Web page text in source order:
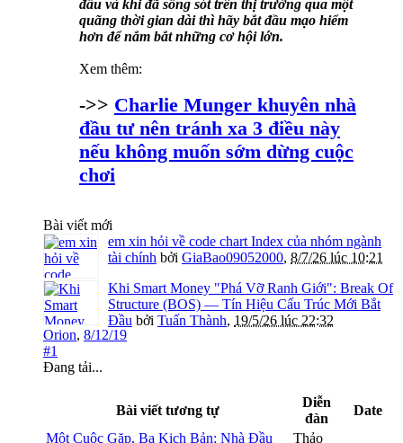
đầu và khi đã sống sót trên thị trường qua một
quãng thời gian dài thì hãy bắt đầu mạo hiểm
hơn để nắm bắt những cơ hội lớn.
Xem thêm:
->> Charlie Munger khuyên nhà
đầu tư nên tránh xa 3 điều này
nếu không muốn sớm dừng cuộc
chơi
Bài viết mới
em xin hỏi về code chart Index của nhóm ngành
tài chính bởi GiaBao09052000, 8/7/26 lúc 10:21
Khi Smart Money "Phá Vỡ Ranh Giới": Break Of
Structure (BOS) — Tín Hiệu Cấu Trúc Mới Bắt
Đầu bởi Tuấn Thành, 19/5/26 lúc 22:32
Orion, 8/12/19
#1
Đang tải...
Bài viết tương tự
Diễn
đàn
Date
Một Cuộc Gặp, Ba Kịch Bản: Nhà Đầu
Thảo